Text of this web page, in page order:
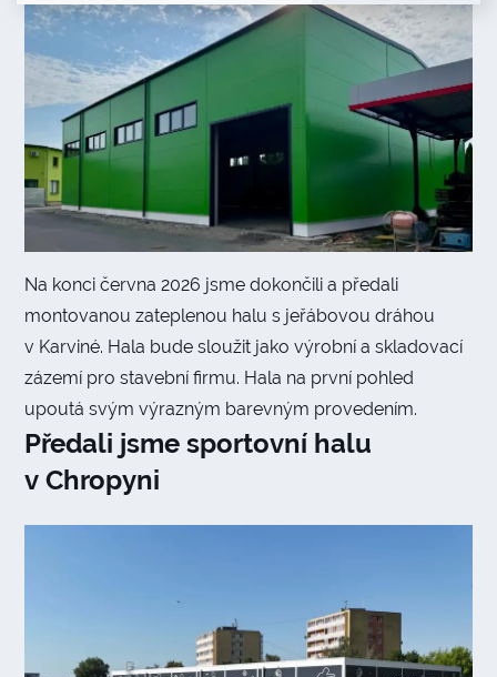
Na konci června 2026 jsme dokončili a předali
montovanou zateplenou halu s jeřábovou dráhou
v Karviné. Hala bude sloužit jako výrobní a skladovací
zázemí pro stavební firmu. Hala na první pohled
upoutá svým výrazným barevným provedením.
Předali jsme sportovní halu
v Chropyni